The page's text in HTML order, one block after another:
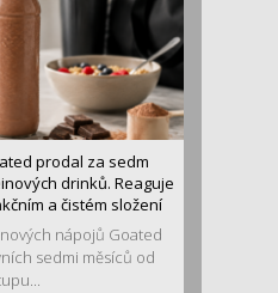
prodal za sedm
drinků. Reaguje
a čistém složení
nápojů Goated
sedmi měsíců od